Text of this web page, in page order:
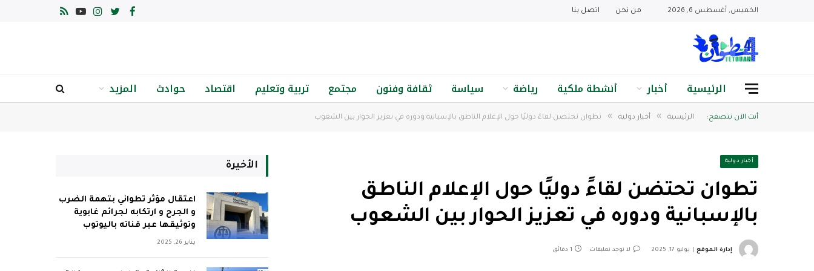
الخميس, أغسطس 6, 2026 من نحن اتصل بنا
فيسبوك
تويتر الانستغرام
يوتيوبRSS
الرئيسية أخبار أنشطة ملكية رياضة سياسة ثقافة وفنون مجتمع تربية وتعليم اقتصاد حوادث المزيد
أنت الآن تتصفح: الرئيسية » أخبار دولية » تطوان تحتضن لقاءً دوليًا حول الإعلام الناطق بالإسبانية ودوره في تعزيز الحوار بين الشعوب
أخبار دولية
تطوان تحتضن لقاءً دوليًا حول الإعلام الناطق
بالإسبانية ودوره في تعزيز الحوار بين الشعوب
إدارة الموقع يوليو 17, 2025 لا توجد تعليقات 1 دقائق
الأخيرة
اعتقال مؤثر تطواني بتهمة الضرب
و الجرح و ارتكابه لجرائم غابوية
وتوثيقها عبر قناته باليوتوب
يناير 26, 2025